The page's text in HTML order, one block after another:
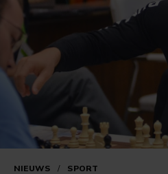
NIEUWS / SPORT